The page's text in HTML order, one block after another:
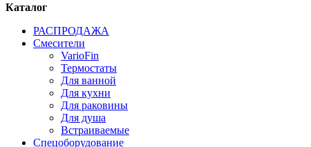
Каталог
РАСПРОДАЖА
Смесители
VarioFin
Термостаты
Для ванной
Для кухни
Для раковины
Для душа
Встраиваемые
Спецоборудование